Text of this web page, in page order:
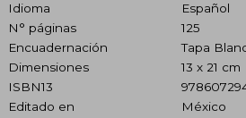
Idioma
Español
N° páginas
125
Encuadernación
Tapa
Dimensiones
13 x 21 cm
ISBN13
Editado en
México